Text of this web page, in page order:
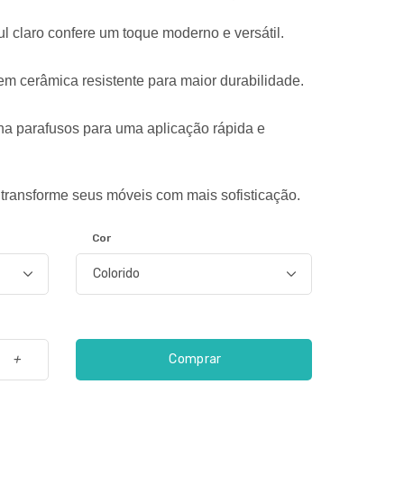
claro confere um toque moderno e versátil.
cerâmica resistente para maior durabilidade.
parafusos para uma aplicação rápida e
seus móveis com mais sofisticação.
Cor
+ Comprar